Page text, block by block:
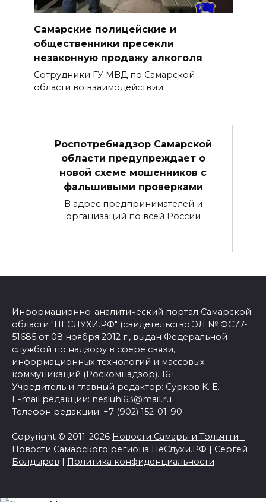
Самарские полицейские и
общественники пресекли
незаконную продажу алкоголя
Сотрудники ГУ МВД по Самарской
области во взаимодействии
Роспотребнадзор Самарской
области предупреждает о
новой схеме мошенников с
фальшивыми проверками
В адрес предпринимателей и
организаций по всей России
Информационно-аналитический портал Самарской
области "НЕСЛУХИ.РФ" (свидетельство ЭЛ № ФС77-
51685 от 08 ноября 2012 г., выдан Федеральной
службой по надзору в сфере связи,
информационных технологий и массовых
коммуникаций (Роскомнадзор). 16+
Учредитель и главный редактор: Сурков К. Е.
E-mail редакции: nesluhi63@mail.ru
Телефон редакции: +7 (902) 152-01-90
Copyright © 2011-2026 Новости Самары и Тольятти -
Новости Самарского региона НеСлухи.РФ | Сергей
Болдырев | Политика конфиденциальности